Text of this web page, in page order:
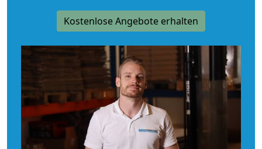
Kostenlose Angebote erhalten